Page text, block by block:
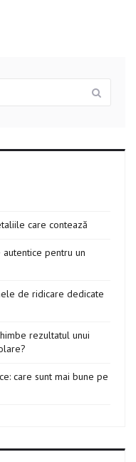
care contează
pentru un
de ridicare dedicate
rezultatul unui
care sunt mai bune pe